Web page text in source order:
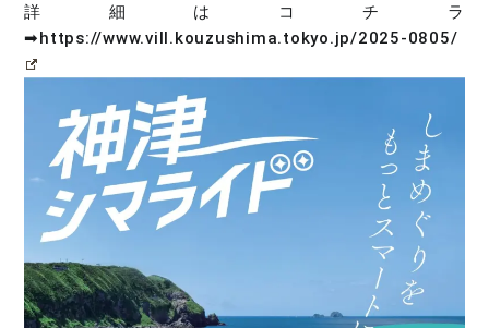
詳細はコチラ
➡https://www.vill.kouzushima.tokyo.jp/2025-0805/